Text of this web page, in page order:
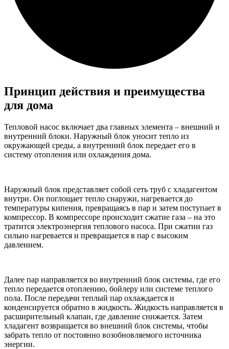
Принцип действия и преимущества
для дома
Тепловой насос включает два главных элемента – внешний и
внутренний блоки. Наружный блок уносит тепло из
окружающей среды, а внутренний блок передает его в
систему отопления или охлаждения дома.
Наружный блок представляет собой сеть труб с хладагентом
внутри. Он поглощает тепло снаружи, нагревается до
температуры кипения, превращаясь в пар и затем поступает в
компрессор. В компрессоре происходит сжатие газа – на это
тратится электроэнергия теплового насоса. При сжатии газ
сильно нагревается и превращается в пар с высоким
давлением.
Далее пар направляется во внутренний блок системы, где его
тепло передается отоплению, бойлеру или системе теплого
пола. После передачи теплый пар охлаждается и
конденсируется обратно в жидкость. Жидкость направляется в
расширительный клапан, где давление снижается. Затем
хладагент возвращается во внешний блок системы, чтобы
забрать тепло от постоянно возобновляемого источника
энергии.